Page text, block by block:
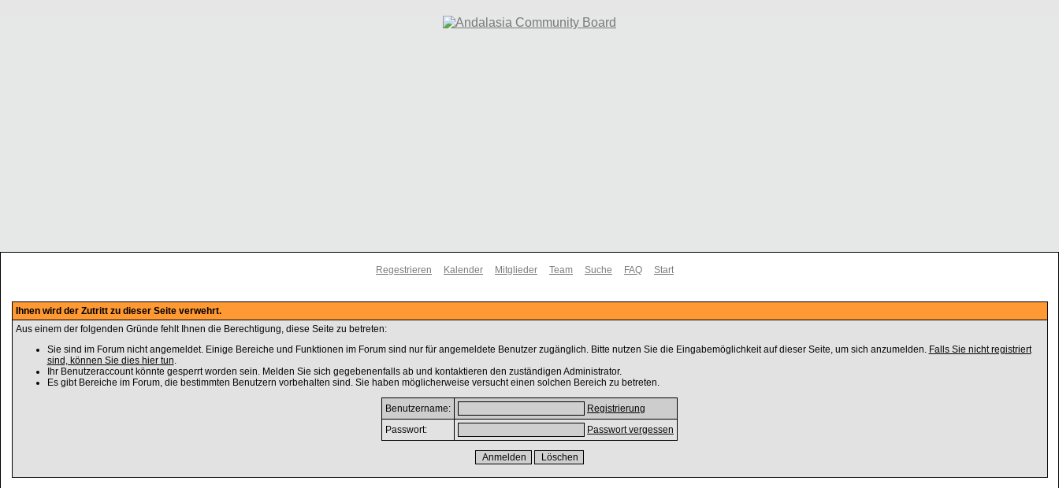
Regestrieren Kalender Mitglieder Team Suche FAQ Start
Ihnen wird der Zutritt zu dieser Seite verwehrt.
Aus einem der folgenden Gründe fehlt Ihnen die Berechtigung, diese Seite zu betreten:
Sie sind im Forum nicht angemeldet. Einige Bereiche und Funktionen im Forum sind nur für angemeldete Benutzer zugänglich. Bitte nutzen Sie die Eingabemöglichkeit auf dieser Seite, um sich anzumelden. Falls Sie nicht registriert
sind, können Sie dies hier tun.
Ihr Benutzeraccount könnte gesperrt worden sein. Melden Sie sich gegebenenfalls ab und kontaktieren den zuständigen Administrator.
Es gibt Bereiche im Forum, die bestimmten Benutzern vorbehalten sind. Sie haben möglicherweise versucht einen solchen Bereich zu betreten.
Benutzername:
Registrierung
Passwort:
Passwort vergessen